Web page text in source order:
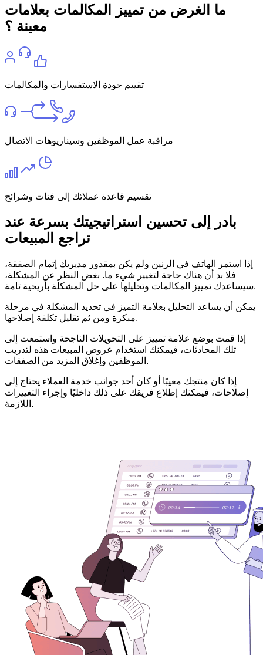
ما الغرض من تمييز المكالمات بعلامات
معينة ؟
تقييم جودة الاستفسارات والمكالمات
مراقبة عمل الموظفين وسيناريوهات الاتصال
تقسيم قاعدة عملائك إلى فئات وشرائح
بادر إلى تحسين استراتيجيتك بسرعة عند
تراجع المبيعات
إذا استمر الهاتف في الرنين ولم يكن بمقدور مديريك إتمام الصفقة،
فلا بد أن هناك حاجة لتغيير شيء ما. بغض النظر عن المشكلة،
سيساعدك تمييز المكالمات وتحليلها على حل المشكلة بأريحية تامة.
يمكن أن يساعد التحليل بعلامة التميز في تحديد المشكلة في مرحلة
مبكرة ومن ثم تقليل تكلفة إصلاحها.
إذا قمت بوضع علامة تمييز على التحويلات الناجحة واستمعت إلى
تلك المحادثات، فيمكنك استخدام عروض المبيعات هذه لتدريب
الموظفين وإغلاق المزيد من الصفقات.
إذا كان منتجك معيبًا أو كان أحد جوانب خدمة العملاء يحتاج إلى
إصلاحات، فيمكنك إطلاع فريقك على ذلك داخليًا وإجراء التغييرات
اللازمة.